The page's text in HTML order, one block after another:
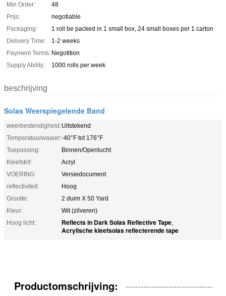
Min Order:
48
Prijs:
negotiable
Packaging:
1 roll be packed in 1 small box, 24 small boxes per 1 carton
Delivery Time:
1-2 weeks
Payment Terms: Negotition
Supply Ability:
1000 rolls per week
beschrijving
Solas Weerspiegelende Band
weerbestendigheid:Uitstekend
Temperatuurwaaier:-40°F tot 176°F
Toepassing:
Binnen/Openlucht
Kleefstof:
Acryl
VOERING:
Versiedocument
reflectiviteit:
Hoog
Grootte:
2 duim X 50 Yard
Kleur:
Wit (zilveren)
Hoog licht:
Reflects in Dark Solas Reflective Tape,
Acrylische kleefsolas reflecterende tape
Productomschrijving: